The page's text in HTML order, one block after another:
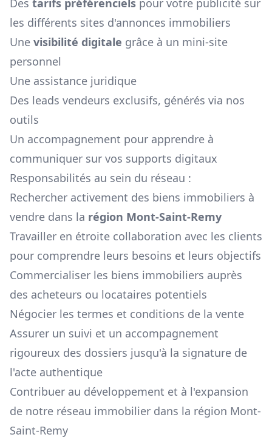
Des tarifs préférenciels pour votre publicité sur
les différents sites d'annonces immobiliers
Une visibilité digitale grâce à un mini-site
personnel
Une assistance juridique
Des leads vendeurs exclusifs, générés via nos
outils
Un accompagnement pour apprendre à
communiquer sur vos supports digitaux
Responsabilités au sein du réseau :
Rechercher activement des biens immobiliers à
vendre dans la région Mont-Saint-Remy
Travailler en étroite collaboration avec les clients
pour comprendre leurs besoins et leurs objectifs
Commercialiser les biens immobiliers auprès
des acheteurs ou locataires potentiels
Négocier les termes et conditions de la vente
Assurer un suivi et un accompagnement
rigoureux des dossiers jusqu'à la signature de
l'acte authentique
Contribuer au développement et à l'expansion
de notre réseau immobilier dans la région Mont-
Saint-Remy